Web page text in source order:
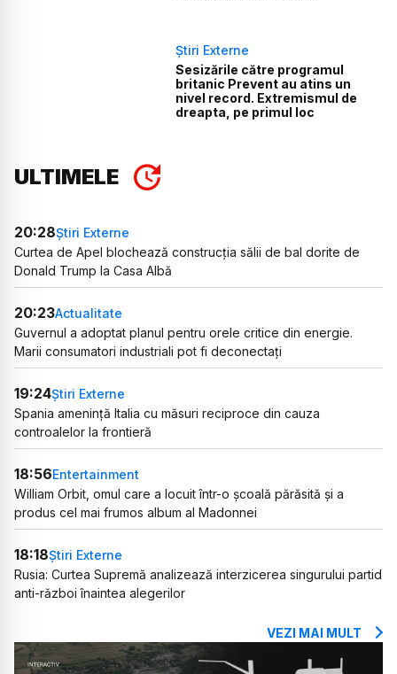
Știri Externe
Sesizările către programul
britanic Prevent au atins un
nivel record. Extremismul de
dreapta, pe primul loc
ULTIMELE
20:28Știri Externe
Curtea de Apel blochează construcția sălii de bal dorite de
Donald Trump la Casa Albă
20:23Actualitate
Guvernul a adoptat planul pentru orele critice din energie.
Marii consumatori industriali pot fi deconectați
19:24Știri Externe
Spania amenință Italia cu măsuri reciproce din cauza
controalelor la frontieră
18:56Entertainment
William Orbit, omul care a locuit într-o școală părăsită și a
produs cel mai frumos album al Madonnei
18:18Știri Externe
Rusia: Curtea Supremă analizează interzicerea singurului partid
anti-război înaintea alegerilor
VEZI MAI MULT